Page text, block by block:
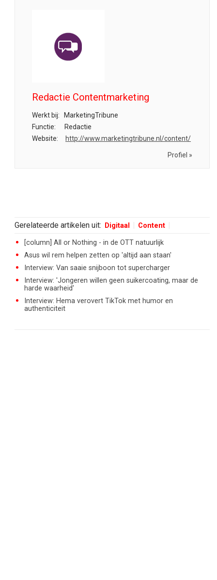
Redactie Contentmarketing
Werkt bij:
MarketingTribune
Functie:
Redactie
Website:
http://www.marketingtribune.nl/content/
Profiel »
Gerelateerde artikelen uit: Digitaal Content
[column] All or Nothing - in de OTT natuurlijk
Asus wil rem helpen zetten op 'altijd aan staan'
Interview: Van saaie snijboon tot supercharger
Interview: 'Jongeren willen geen suikercoating, maar de
harde waarheid'
Interview: Hema verovert TikTok met humor en
authenticiteit